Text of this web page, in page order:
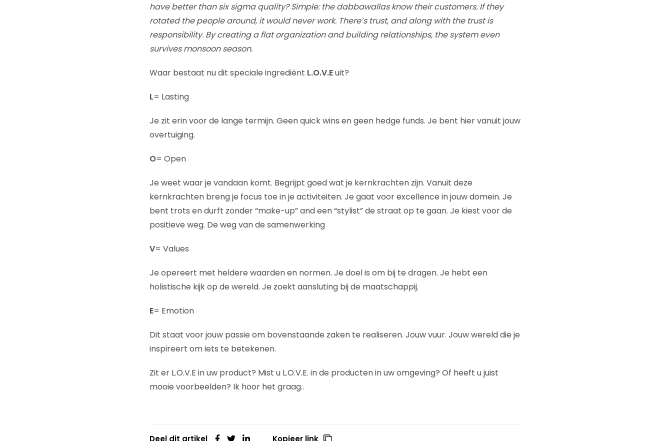
have better than six sigma quality? Simple: the dabbawallas know their customers. If they
rotated the people around, it would never work. There’s trust, and along with the trust is
responsibility. By creating a flat organization and building relationships, the system even
survives monsoon season.
Waar bestaat nu dit speciale ingrediënt L.O.V.Euit?
L= Lasting
Je zit erin voor de lange termijn. Geen quick wins en geen hedge funds. Je bent hier vanuit jouw
overtuiging.
O= Open
Je weet waar je vandaan komt. Begrijpt goed wat je kernkrachten zijn. Vanuit deze
kernkrachten breng je focus toe in je activiteiten. Je gaat voor excellence in jouw domein. Je
bent trots en durft zonder “make-up” and een “stylist” de straat op te gaan. Je kiest voor de
positieve weg. De weg van de samenwerking
V= Values
Je opereert met heldere waarden en normen. Je doel is om bij te dragen. Je hebt een
holistische kijk op de wereld. Je zoekt aansluting bij de maatschappij.
E= Emotion
Dit staat voor jouw passie om bovenstaande zaken te realiseren. Jouw vuur. Jouw wereld die je
inspireert om iets te betekenen.
Zit er L.O.V.E in uw product? Mist u L.O.V.E. in de producten in uw omgeving? Of heeft u juist
mooie voorbeelden? Ik hoor het graag..
Deel dit artikel Kopieer link